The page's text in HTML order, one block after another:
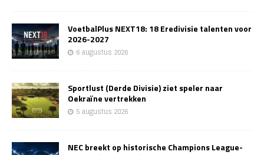
VoetbalPlus NEXT18: 18 Eredivisie talenten voor
2026-2027
6 augustus 2026
Sportlust (Derde Divisie) ziet speler naar
Oekraïne vertrekken
5 augustus 2026
NEC breekt op historische Champions League-